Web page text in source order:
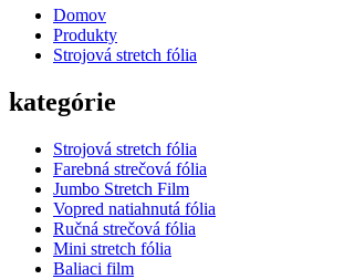
Domov
Produkty
Strojová stretch fólia
kategórie
Strojová stretch fólia
Farebná strečová fólia
Jumbo Stretch Film
Vopred natiahnutá fólia
Ručná strečová fólia
Mini stretch fólia
Baliaci film